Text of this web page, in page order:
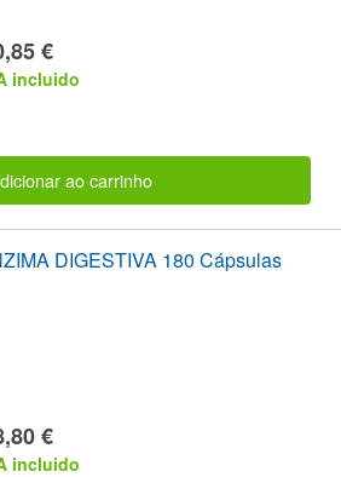
€
incluido
ao carrinho
DIGESTIVA 180 Cápsulas
€
incluido